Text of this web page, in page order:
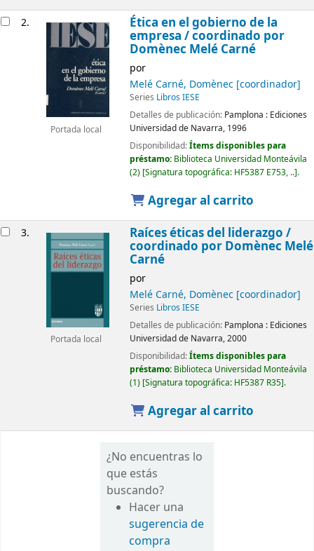
2.
Portada local
Ética en el gobierno de la
empresa /coordinado por
Domènec Melé Carné
por
Melé Carné, Domènec[coordinador]
Series Libros IESE
Detalles de publicación: Pamplona : Ediciones
Universidad de Navarra, 1996
Disponibilidad:Ítems disponibles para
préstamo: Biblioteca Universidad Monteávila
(2) Signatura topográfica: HF5387 E753, .. .
Agregar al carrito
3.
Portada local
Raíces éticas del liderazgo /
coordinado por Domènec Melé
Carné
por
Melé Carné, Domènec[coordinador]
Series Libros IESE
Detalles de publicación: Pamplona : Ediciones
Universidad de Navarra,2000
Disponibilidad:Ítems disponibles para
préstamo: Biblioteca Universidad Monteávila
(1) Signatura topográfica: HF5387 R35 .
Agregar al carrito
¿No encuentras lo
que estás
buscando?
Hacer una
sugerencia de
compra